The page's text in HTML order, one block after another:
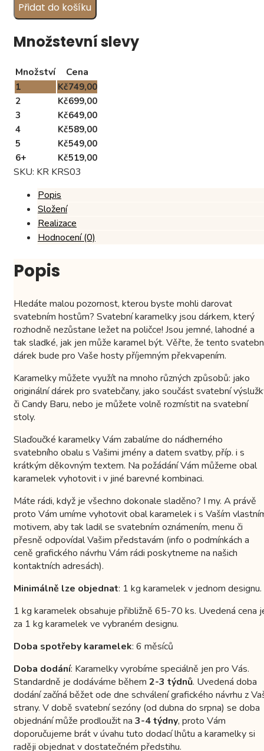
vzor
KRS03
(1
kg)
Přidat do košíku
Množstevní slevy
Množství Cena
1 Kč749,00
2
Kč699,00
3
Kč649,00
4
Kč589,00
5
Kč549,00
6+
Kč519,00
SKU: KR KRS03
Popis
Složení
Realizace
Hodnocení (0)
Popis
Hledáte malou pozornost, kterou byste mohli darovat
svatebním hostům? Svatební karamelky jsou dárkem, který
rozhodně nezůstane ležet na poličce! Jsou jemné, lahodné a
tak sladké, jak jen může karamel být. Věřte, že tento
dárek bude pro Vaše hosty příjemným překvapením.
Karamelky můžete využít na mnoho různých způsobů: jako
originální dárek pro svatebčany, jako součást svatební
či Candy Baru, nebo je můžete volně rozmístit na svatební
stoly.
Slaďoučké karamelky Vám zabalíme do nádherného
svatebního obalu s Vašimi jmény a datem svatby, příp. i s
krátkým děkovným textem. Na požádání Vám můžeme obal
karamelek vyhotovit i v jiné barevné kombinaci.
Máte rádi, když je všechno dokonale sladěno? I my. A právě
proto Vám umíme vyhotovit obal karamelek i s Vaším
motivem, aby tak ladil se svatebním oznámením, menu či
přesně odpovídal Vašim představám (info o podmínkách a
ceně grafického návrhu Vám rádi poskytneme na našich
kontaktních adresách).
Minimálně lze objednat: 1 kg karamelek v jednom designu.
1 kg karamelek obsahuje přibližně 65-70 ks. Uvedená cena
za 1 kg karamelek ve vybraném designu.
Doba spotřeby karamelek: 6 měsíců
Doba dodání: Karamelky vyrobíme speciálně jen pro Vás.
Standardně je dodáváme během 2-3 týdnů. Uvedená doba
dodání začíná běžet ode dne schválení grafického návrhu z
strany. V době svatební sezóny (od dubna do srpna) se doba
objednání může prodloužit na 3-4 týdny, proto Vám
doporučujeme brát v úvahu tuto dodací lhůtu a karamelky si
raději objednat v dostatečném předstihu.